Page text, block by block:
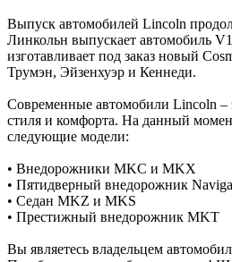
Выпуск автомобилей Lincoln
Линкольн выпускает автомобиль
изготавливает под заказ новый
Трумэн, Эйзенхуэр и Кеннеди.
Современные автомобили Lincoln –
стиля и комфорта. На данный
следующие модели:
• Внедорожники MKC и MKX
• Пятидверный внедорожник
• Седан MKZ и MKS
• Престижный внедорожник MKT
Вы являетесь владельцем